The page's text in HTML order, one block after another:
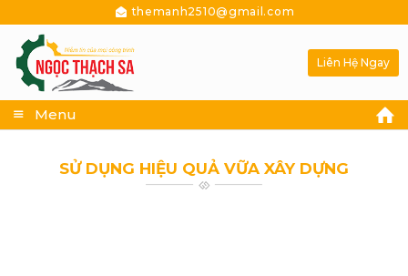
themanh2510@gmail.com
Menu
Liên Hệ Ngay
SỬ DỤNG HIỆU QUẢ VỮA XÂY DỰNG